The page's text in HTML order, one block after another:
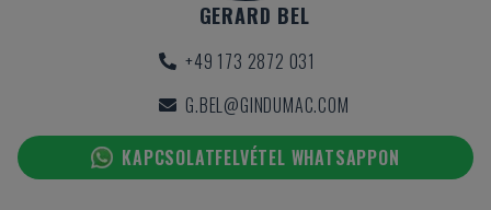
GERARD BEL
+49 173 2872 031
G.BEL@GINDUMAC.COM
KAPCSOLATFELVÉTEL WHATSAPPON